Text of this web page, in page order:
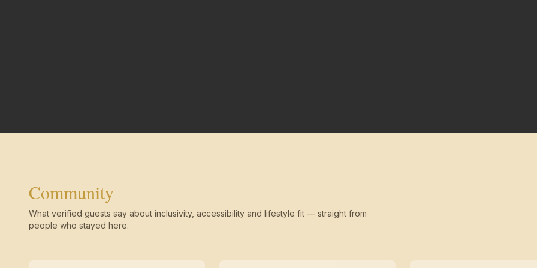
Community
What verified guests say about inclusivity, accessibility and lifestyle fit — straight from
people who stayed here.